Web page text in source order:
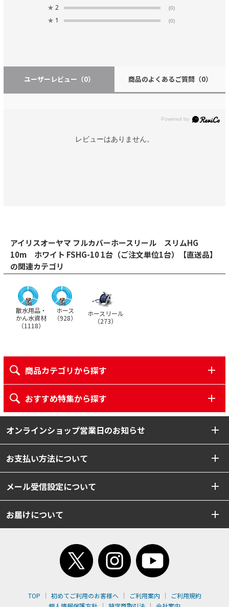
★ 2 (0)
★ 1 (0)
ユーザーレビュー （0） 商品のよくあるご質問 （0）
レビューはありません。
アイリスオーヤマ フルカバーホースリール スリムHG
10m ホワイト FSHG-10 1台（ご注文単位1台）【直送品】
の関連カテゴリ
散水用品・
かん水資材
（1118）
ホース
（928）
ホースリール
（273）
商品カテゴリから探す
おすすめ特集から探す
オンラインショップ営業日のお知らせ
お支払い方法について
メール受信設定について
お届けについて
TOP 初めてご利用のお客様へ ご利用案内
ご利用規約